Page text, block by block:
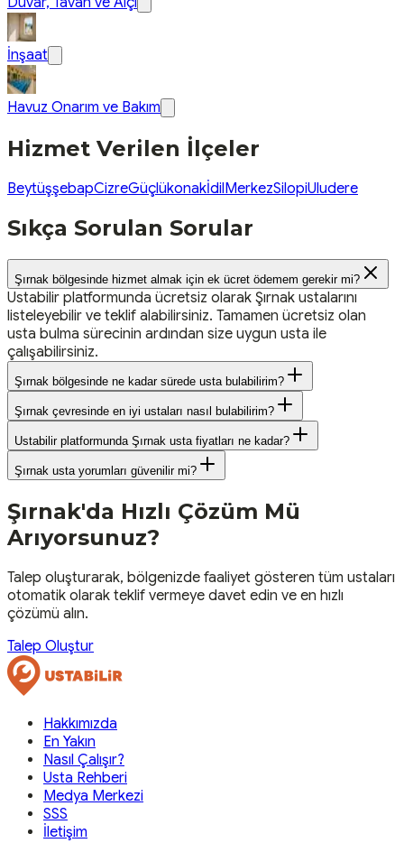
İnşaat
Havuz Onarım ve Bakım
Hizmet Verilen İlçeler
BeytüşşebapCizreGüçlükonakİdilMerkezSilopiUludere
Sıkça Sorulan Sorular
Şırnak bölgesinde hizmet almak için ek ücret ödemem gerekir mi?
Ustabilir platformunda ücretsiz olarak Şırnak ustalarını
listeleyebilir ve teklif alabilirsiniz. Tamamen ücretsiz olan
usta bulma sürecinin ardından size uygun usta ile
çalışabilirsiniz.
Şırnak bölgesinde ne kadar sürede usta bulabilirim?
Şırnak çevresinde en iyi ustaları nasıl bulabilirim?
Ustabilir platformunda Şırnak usta fiyatları ne kadar?
Şırnak usta yorumları güvenilir mi?
Şırnak'da Hızlı Çözüm Mü
Arıyorsunuz?
Talep oluşturarak, bölgenizde faaliyet gösteren tüm ustaları
otomatik olarak teklif vermeye davet edin ve en hızlı
çözümü alın.
Talep Oluştur
Hakkımızda
En Yakın
Nasıl Çalışır?
Usta Rehberi
Medya Merkezi
SSS
İletişim